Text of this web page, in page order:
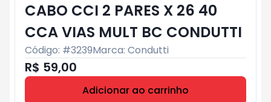
CABO CCI 2 PARES X 26 40
CCA VIAS MULT BC CONDUTTI
Código: #3239Marca: Condutti
R$ 59,00
Adicionar ao carrinho